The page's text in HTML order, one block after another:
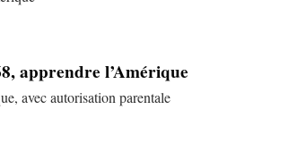
apprendre l’Amérique
avec autorisation parentale